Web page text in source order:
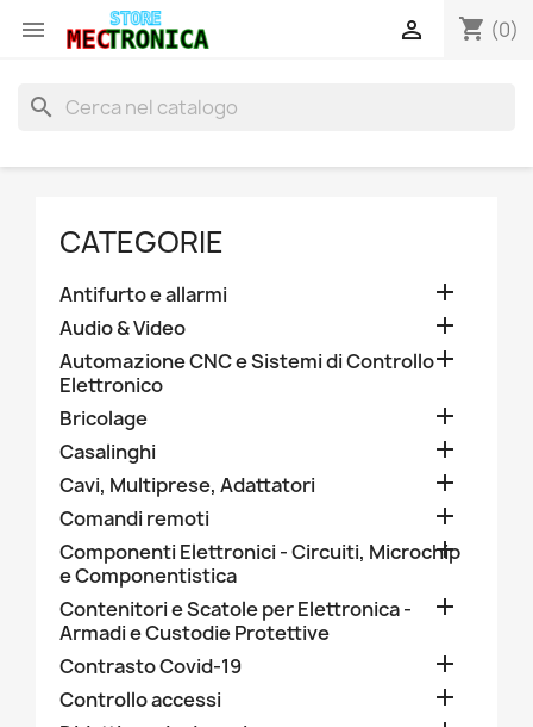
 shopping_cart (0)

search
CATEGORIE
Antifurto e allarmi 
Audio & Video 
Automazione CNC e Sistemi di Controllo
Elettronico

Bricolage 
Casalinghi 
Cavi, Multiprese, Adattatori 
Comandi remoti 
Componenti Elettronici - Circuiti, Microchip
e Componentistica

Contenitori e Scatole per Elettronica -
Armadi e Custodie Protettive

Contrasto Covid-19 
Controllo accessi 